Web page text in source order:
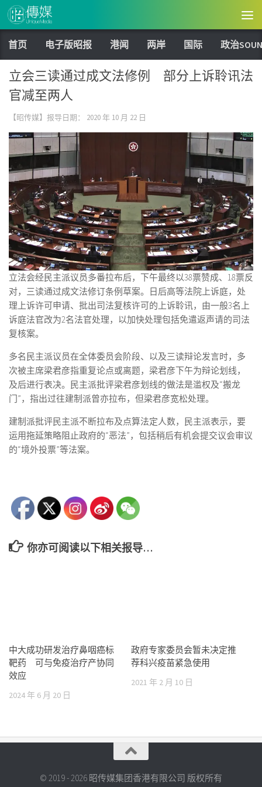
Skip to content
首页 电子版昭报 港闻 两岸 国际 政治
立会三读通过成文法修例 部分上诉聆讯法
官减至两人
【昭传媒】报导日期： 2020 年 10 月 22 日
立法会经民主派议员多番拉布后，下午最终以38票赞成、18票反
对，三读通过成文法修订条例草案。日后高等法院上诉庭，处
理上诉许可申请、批出司法复核许可的上诉聆讯，由一般3名上
诉庭法官改为2名法官处理，以加快处理包括免遣返声请的司法
复核案。
多名民主派议员在全体委员会阶段、以及三读辩论发言时，多
次被主席梁君彦指重复论点或离题，梁君彦下午为辩论划线，
及后进行表决。民主派批评梁君彦划线的做法是滥权及“搬龙
门”，指出过往建制派曾亦拉布，但梁君彦宽松处理。
建制派批评民主派不断拉布及点算法定人数，民主派表示，要
运用拖延策略阻止政府的“恶法”，包括稍后有机会提交议会审议
的“境外投票”等法案。
你亦可阅读以下相关报导…
中大成功研发治疗鼻咽癌标
靶药 可与免疫治疗产协同
效应
2024 年 6 月 20 日
政府专家委员会暂未决定推
荐科兴疫苗紧急使用
2021 年 2 月 10 日
© 2019 - 2026 昭传媒集团香港有限公司 版权所有